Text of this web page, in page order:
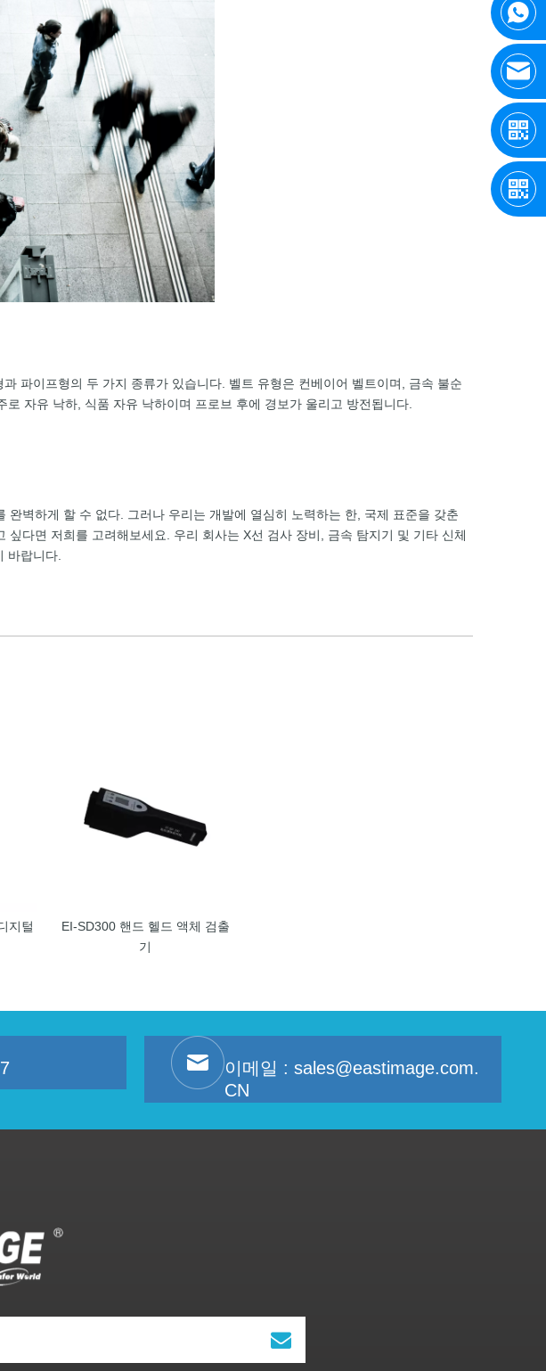
파이프형의 두 가지 종류가 있습니다. 벨트 유형은 컨베이어 벨트이며, 금속 불순
자유 낙하, 식품 자유 낙하이며 프로브 후에 경보가 울리고 방전됩니다.
벽하게 할 수 없다. 그러나 우리는 개발에 열심히 노력하는 한, 국제 표준을 갖춘
다면 저희를 고려해보세요. 우리 회사는 X선 검사 장비, 금속 탐지기 및 기타 신체
바랍니다.
지털
EI-SD300 핸드 헬드 액체 검출
기
이메일 : sales@eastimage.com.
CN